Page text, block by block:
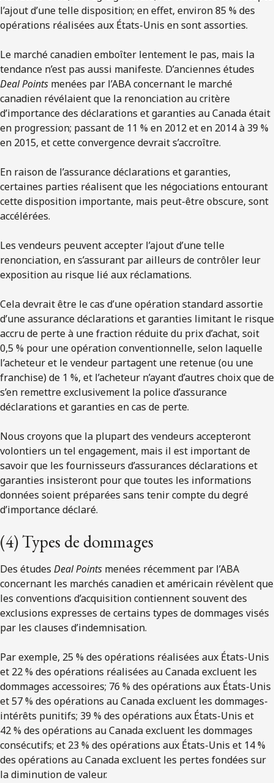
l’ajout d’une telle disposition; en effet, environ 85 % des
opérations réalisées aux États-Unis en sont assorties.
Le marché canadien emboîter lentement le pas, mais la
tendance n’est pas aussi manifeste. D’anciennes études
Deal Points menées par l’ABA concernant le marché
canadien révélaient que la renonciation au critère
d’importance des déclarations et garanties au Canada était
en progression; passant de 11 % en 2012 et en 2014 à 39 %
en 2015, et cette convergence devrait s’accroître.
En raison de l’assurance déclarations et garanties,
certaines parties réalisent que les négociations entourant
cette disposition importante, mais peut-être obscure, sont
accélérées.
Les vendeurs peuvent accepter l’ajout d’une telle
renonciation, en s’assurant par ailleurs de contrôler leur
exposition au risque lié aux réclamations.
Cela devrait être le cas d’une opération standard assortie
d’une assurance déclarations et garanties limitant le risque
accru de perte à une fraction réduite du prix d’achat, soit
0,5 % pour une opération conventionnelle, selon laquelle
l’acheteur et le vendeur partagent une retenue (ou une
franchise) de 1 %, et l’acheteur n’ayant d’autres choix que de
s’en remettre exclusivement la police d’assurance
déclarations et garanties en cas de perte.
Nous croyons que la plupart des vendeurs accepteront
volontiers un tel engagement, mais il est important de
savoir que les fournisseurs d’assurances déclarations et
garanties insisteront pour que toutes les informations
données soient préparées sans tenir compte du degré
d’importance déclaré.
(4) Types de dommages
Des études Deal Points menées récemment par l’ABA
concernant les marchés canadien et américain révèlent que
les conventions d’acquisition contiennent souvent des
exclusions expresses de certains types de dommages visés
par les clauses d’indemnisation.
Par exemple, 25 % des opérations réalisées aux États-Unis
et 22 % des opérations réalisées au Canada excluent les
dommages accessoires; 76 % des opérations aux États-Unis
et 57 % des opérations au Canada excluent les dommages-
intérêts punitifs; 39 % des opérations aux États-Unis et
42 % des opérations au Canada excluent les dommages
consécutifs; et 23 % des opérations aux États-Unis et 14 %
des opérations au Canada excluent les pertes fondées sur
la diminution de valeur.